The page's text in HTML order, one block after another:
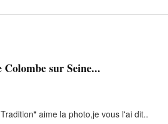
sur Seine...
aime la photo,je vous l'ai dit..